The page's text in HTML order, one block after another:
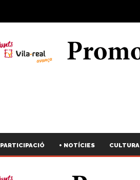
PARTICIPACIÓ + NOTÍCIES CULTURA